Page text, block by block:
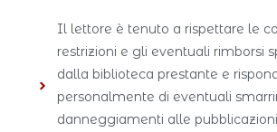
Il lettore è tenuto a rispettare le
restrizioni e gli eventuali rimborsi
dalla biblioteca prestante e
personalmente di eventuali
danneggiamenti alle